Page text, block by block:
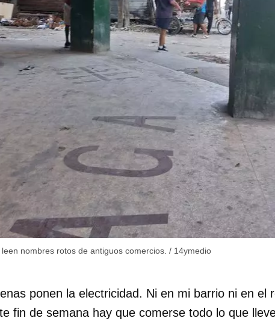
como favorito
poder guardar como favorito, primero has de iniciar sesión
de 14ymedio.
INICIAR SESIÓN
nombres rotos de antiguos comercios. / 14ymedio
ponen la electricidad. Ni en mi barrio ni en el
fin de semana hay que comerse todo lo que